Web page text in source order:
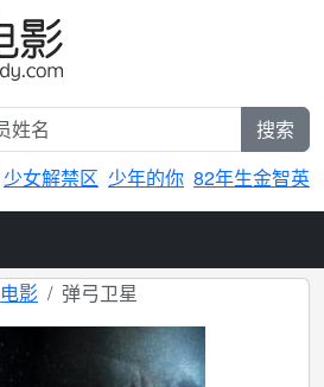
搜索
少女解禁区 少年的你 82年生金智英
电影 弹弓卫星